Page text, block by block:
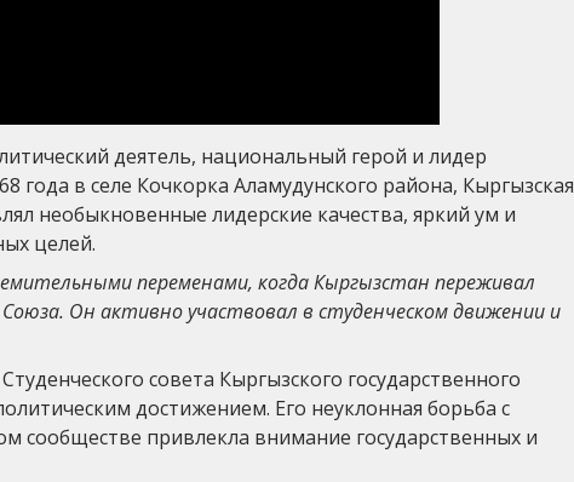
деятель, национальный герой и лидер
года в селе Кочкорка Аламудунского района, Кыргызская
необыкновенные лидерские качества, яркий ум и
целей.
переменами, когда Кыргызстан переживал
Он активно участвовал в студенческом движении и
совета Кыргызского государственного
достижением. Его неуклонная борьба с
сообществе привлекла внимание государственных и